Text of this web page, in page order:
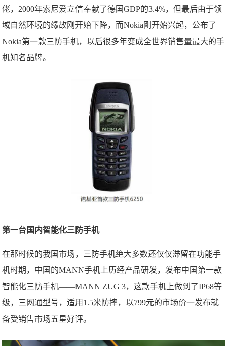
佬，2000年索尼爱立信奉献了德国GDP的3.4%，但最后由于领
域自然环境的缘故刚开始下降，而Nokia刚开始兴起，公布了
Nokia第一款三防手机，以后很多年变成全世界销售量最大的手
机知名品牌。
第一台国内智能化三防手机
在那时候的我国市场，三防手机绝大多数还仅仅滞留在功能手
机时期，中国的MANN手机上历经产品研发，发布中国第一款
智能化三防手机——MANN ZUG 3，这款手机上做到了IP68等
级，三网通型号，适用1.5米防摔，以799元的市场价一发布就
备受销售市场五星好评。